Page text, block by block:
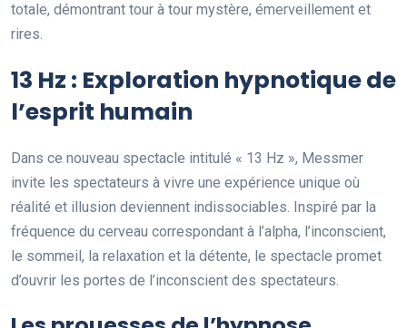
totale, démontrant tour à tour mystère, émerveillement et
rires.
13 Hz : Exploration hypnotique de
l’esprit humain
Dans ce nouveau spectacle intitulé « 13 Hz », Messmer
invite les spectateurs à vivre une expérience unique où
réalité et illusion deviennent indissociables. Inspiré par la
fréquence du cerveau correspondant à l’alpha, l’inconscient,
le sommeil, la relaxation et la détente, le spectacle promet
d’ouvrir les portes de l’inconscient des spectateurs.